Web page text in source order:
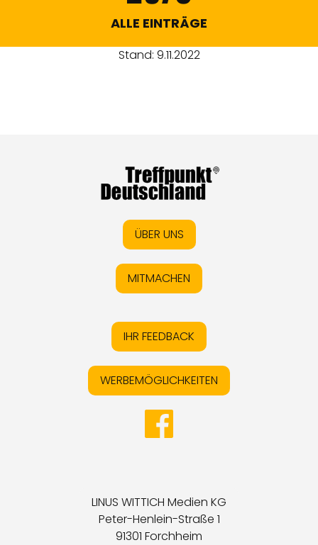
ALLE EINTRÄGE
Stand: 9.11.2022
ÜBER UNS
MITMACHEN
IHR FEEDBACK
WERBEMÖGLICHKEITEN
LINUS WITTICH Medien KG
Peter-Henlein-Straße 1
91301 Forchheim